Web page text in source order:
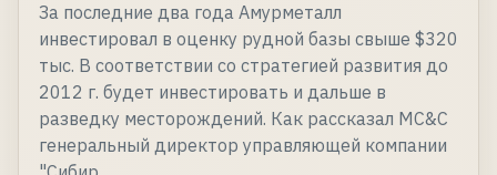
За последние два года Амурметалл
инвестировал в оценку рудной базы свыше $320
тыс. В соответствии со стратегией развития до
2012 г. будет инвестировать и дальше в
разведку месторождений. Как рассказал МС&С
генеральный директор управляющей компании